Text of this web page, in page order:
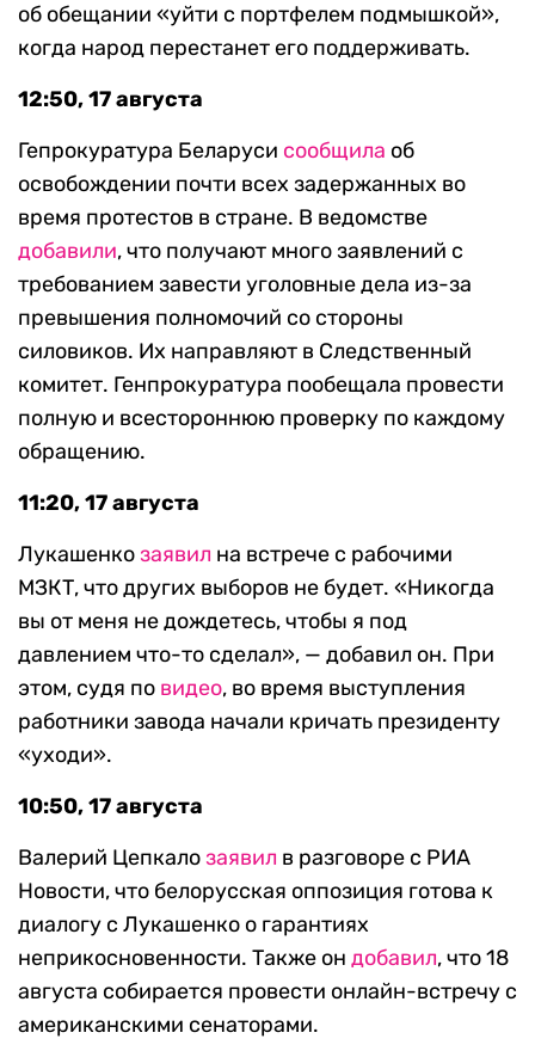
об обещании «уйти с портфелем подмышкой»,
когда народ перестанет его поддерживать.
12:50, 17 августа
Гепрокуратура Беларуси сообщила об
освобождении почти всех задержанных во
время протестов в стране. В ведомстве
добавили, что получают много заявлений с
требованием завести уголовные дела из-за
превышения полномочий со стороны
силовиков. Их направляют в Следственный
комитет. Генпрокуратура пообещала провести
полную и всестороннюю проверку по каждому
обращению.
11:20, 17 августа
Лукашенкозаявил на встрече с рабочими
МЗКТ, что других выборов не будет. «Никогда
вы от меня не дождетесь, чтобы я под
давлением что-то сделал», — добавил он. При
этом, судя по видео, во время выступления
работники завода начали кричать президенту
«уходи».
10:50, 17 августа
Валерий Цепкалозаявил в разговоре с РИА
Новости, что белорусская оппозиция готова к
диалогу с Лукашенко о гарантиях
неприкосновенности. Также он добавил, что 18
августа собирается провести онлайн-встречу с
американскими сенаторами.